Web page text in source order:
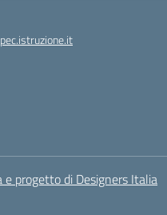
e progetto di Designers Italia